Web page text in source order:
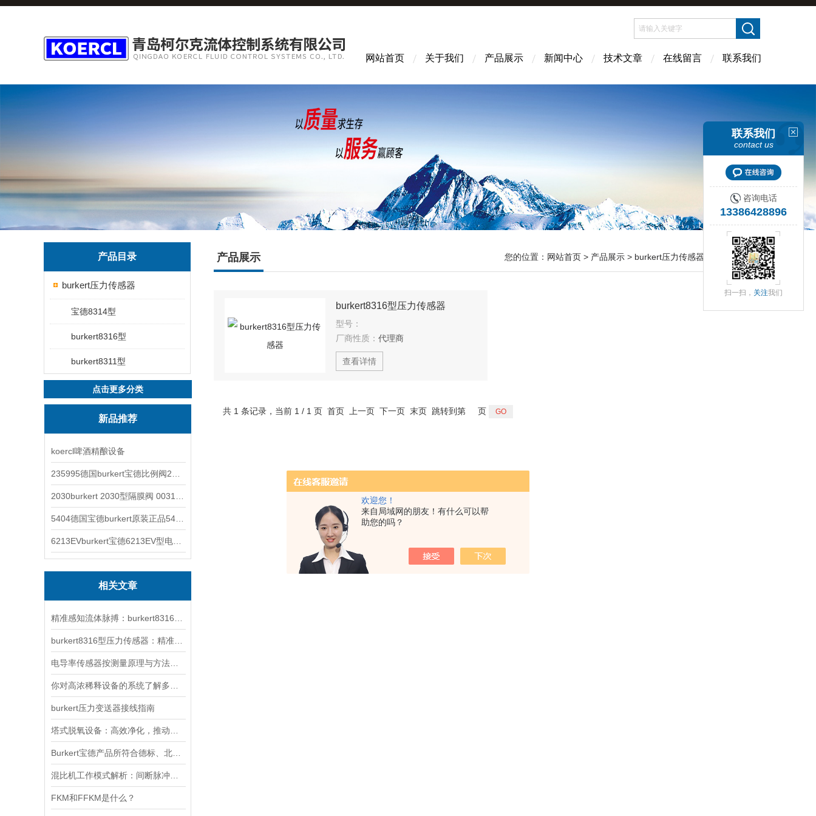
欢迎您！
来自局域网的朋友！有什么可以帮
助您的吗？
网站首页 关于我们 产品展示 新闻中心 技术文章 在线留言 联系我们
产品目录
burkert压力传感器
宝德8314型
burkert8316型
burkert8311型
点击更多分类
新品推荐
koercl啤酒精酿设备
相关文章
burkert压力变送器接线指南
FKM和FFKM是什么？
产品展示 您的位置： 网站首页 > 产品展示 > burkert压力传感器 burkert8316型
burkert8316型压力传感器
型号：
厂商性质： 代理商
查看详情
共 1 条记录，当前 1 / 1 页 首页 上一页 下一页 末页 跳转到第 页
联系我们
contact us
咨询电话
13386428896
扫一扫， 关注我们